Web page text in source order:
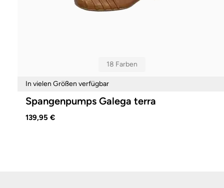
18 Farben
In vielen Größen verfügbar
Spangenpumps Galega terra
139,95 €